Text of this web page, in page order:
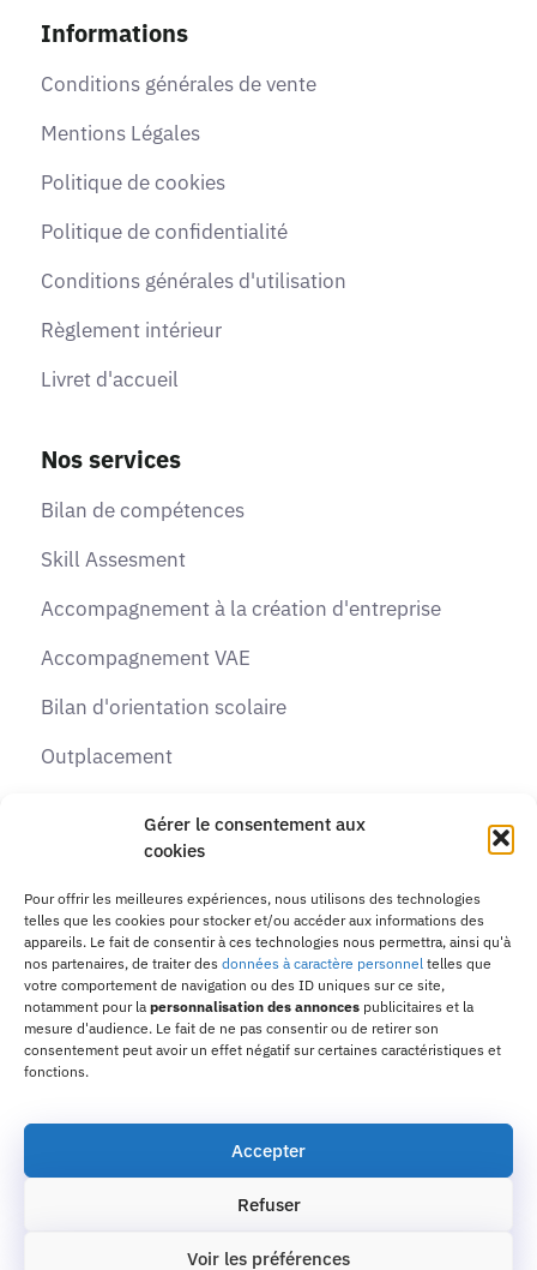
Gérer le consentement aux
cookies
Pour offrir les meilleures expériences, nous utilisons des technologies
telles que les cookies pour stocker et/ou accéder aux informations des
appareils. Le fait de consentir à ces technologies nous permettra, ainsi qu'à
nos partenaires, de traiter des données à caractère personnel telles que
votre comportement de navigation ou des ID uniques sur ce site,
notamment pour la personnalisation des annonces publicitaires et la
mesure d'audience. Le fait de ne pas consentir ou de retirer son
consentement peut avoir un effet négatif sur certaines caractéristiques et
fonctions.
Accepter
Refuser
Voir les préférences
Informations
Conditions générales de vente
Mentions Légales
Politique de cookies
Politique de confidentialité
Conditions générales d'utilisation
Règlement intérieur
Livret d'accueil
Nos services
Bilan de compétences
Skill Assesment
Accompagnement à la création d'entreprise
Accompagnement VAE
Bilan d'orientation scolaire
Outplacement
Formations
Contactez-nous
Adresse :10 passage de la Margeride, 31770
Colomiers
Email :contact31@orientaction.com